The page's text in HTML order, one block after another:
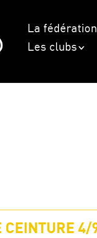
La fédération
Les clubs
CEINTURE